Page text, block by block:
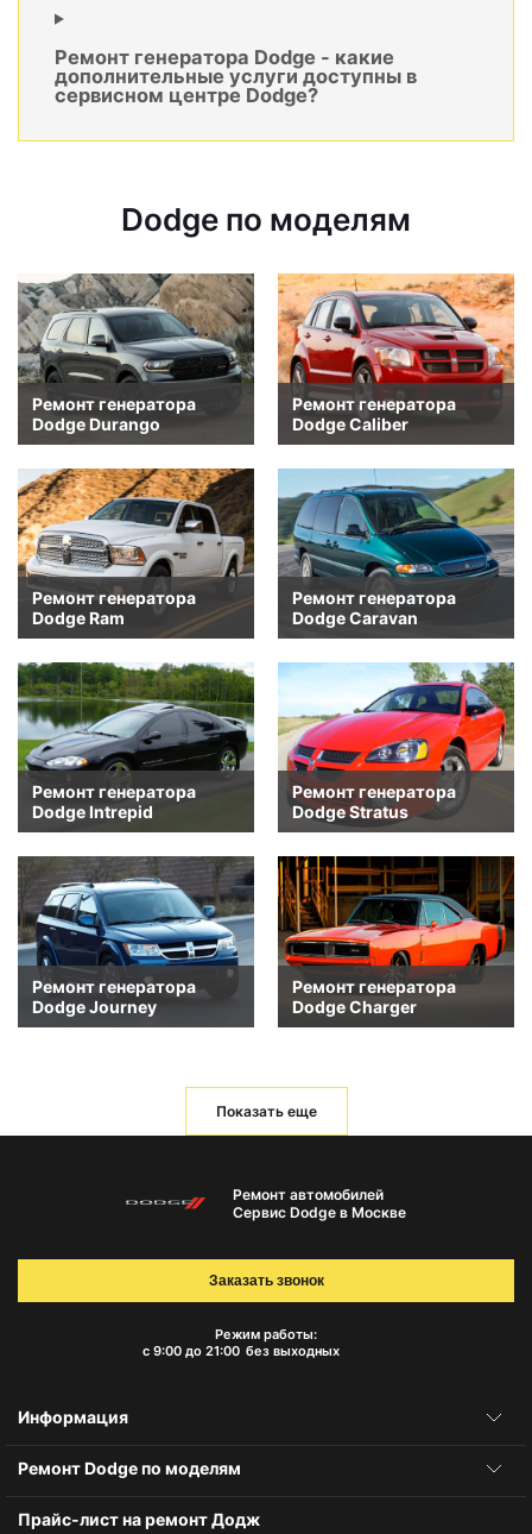
Ремонт генератора Dodge - какие
дополнительные услуги доступны в
сервисном центре Dodge?
Dodge по моделям
Ремонт генератора
Dodge Durango
Ремонт генератора
Dodge Caliber
Ремонт генератора
Dodge Ram
Ремонт генератора
Dodge Caravan
Ремонт генератора
Dodge Intrepid
Ремонт генератора
Dodge Stratus
Ремонт генератора
Dodge Journey
Ремонт генератора
Dodge Charger
Показать еще
Ремонт автомобилей
Сервис Dodge в Москве
Режим работы:
с 9:00 до 21:00 без выходных
Заказать звонок
Информация
Ремонт Dodge по моделям
Прайс-лист на ремонт Додж